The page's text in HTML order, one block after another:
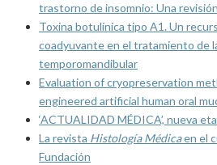
trastorno de insomnio: Una
Toxina botulínica tipo A1. Un
coadyuvante en el tratamiento de
temporomandibular
Evaluation of cryopreservation
engineered artificial human oral
‘ACTUALIDAD MÉDICA’, nueva
La revista Histología Médicaen el
Fundación